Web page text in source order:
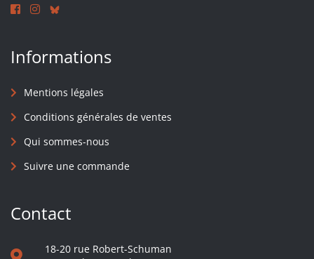
Informations
Mentions légales
Conditions générales de ventes
Qui sommes-nous
Suivre une commande
Contact
18-20 rue Robert-Schuman